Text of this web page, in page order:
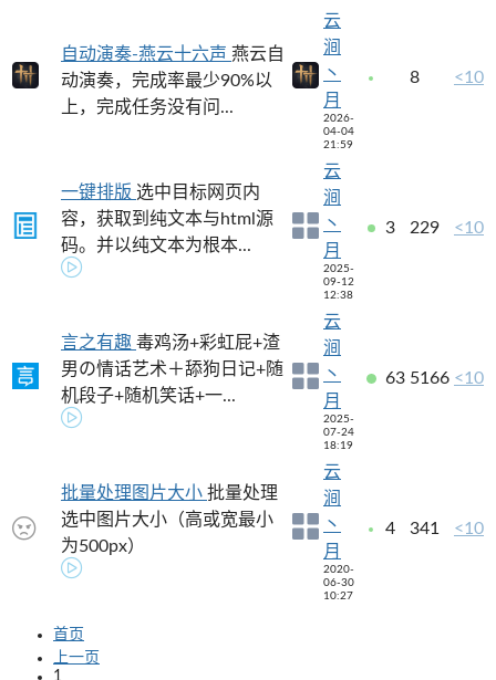
自动演奏-燕云十六声 燕云自
动演奏，完成率最少90%以
上，完成任务没有问...
云
涧
丶
月
2026-
04-04
21:59
8 <10
一键排版 选中目标网页内
容，获取到纯文本与html源
码。并以纯文本为根本...
云
涧
丶
月
2025-
09-12
12:38
3 229 <10
言之有趣 毒鸡汤+彩虹屁+渣
男の情话艺术＋舔狗日记+随
机段子+随机笑话+一...
云
涧
丶
月
2025-
07-24
18:19
63 5166 <10
批量处理图片大小 批量处理
选中图片大小（高或宽最小
为500px）
云
涧
丶
月
2020-
06-30
10:27
4 341 <10
首页
上一页
1